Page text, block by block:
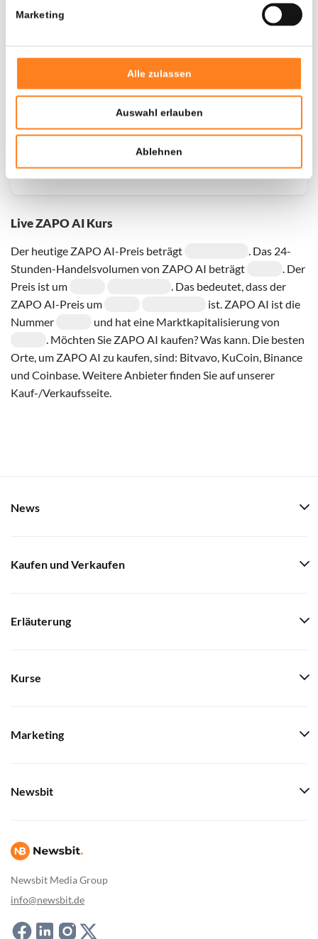
Marketing
Alle zulassen
Auswahl erlauben
Ablehnen
Live ZAPO AI Kurs
Der heutige ZAPO AI-Preis beträgt
. Das 24-
Stunden-Handelsvolumen von ZAPO AI beträgt
. Der
Preis ist um
. Das bedeutet, dass der
ZAPO AI-Preis um
ist. ZAPO AI ist die
Nummer
und hat eine Marktkapitalisierung von
. Möchten Sie ZAPO AI kaufen? Was kann. Die besten
Orte, um ZAPO AI zu kaufen, sind: Bitvavo, KuCoin, Binance
und Coinbase. Weitere Anbieter finden Sie auf unserer
Kauf-/Verkaufsseite.
Door een fout konden er geen gegevens worden
opgehaald, probeer het later opnieuw.
Newsbit Media Group
info@newsbit.de
News
Kaufen und Verkaufen
Erläuterung
Kurse
Marketing
Newsbit